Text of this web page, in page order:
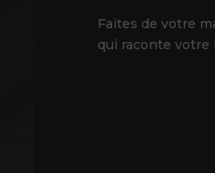
Faites de votre
qui raconte votre